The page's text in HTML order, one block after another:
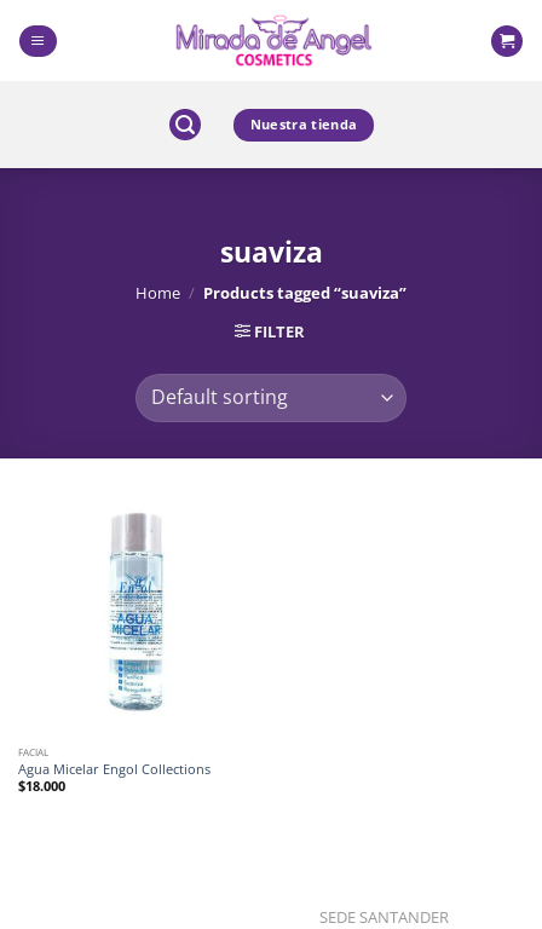
content
Nuestra tienda
suaviza
Home / Products tagged “suaviza”
FILTER
FACIAL
Agua Micelar Engol Collections
$18.000
SEDE SANTANDER